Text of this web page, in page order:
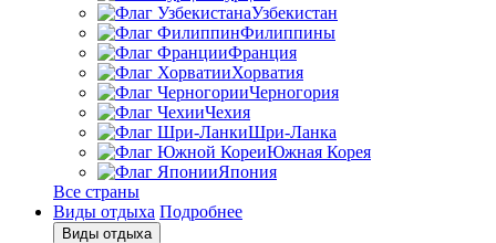
Узбекистан
Филиппины
Франция
Хорватия
Черногория
Чехия
Шри-Ланка
Южная Корея
Япония
Все страны
Виды отдыха Подробнее
Виды отдыха